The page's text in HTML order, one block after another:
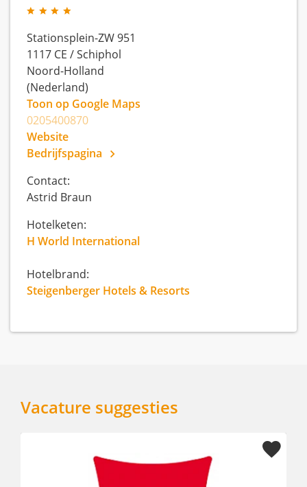
Stationsplein-ZW 951
1117 CE /Schiphol
Noord-Holland
(Nederland)
Toon op Google Maps
0205400870
Website
Bedrijfspagina
Contact:
Astrid Braun
Hotelketen:
H World International
Hotelbrand:
Steigenberger Hotels & Resorts
Vacature suggesties